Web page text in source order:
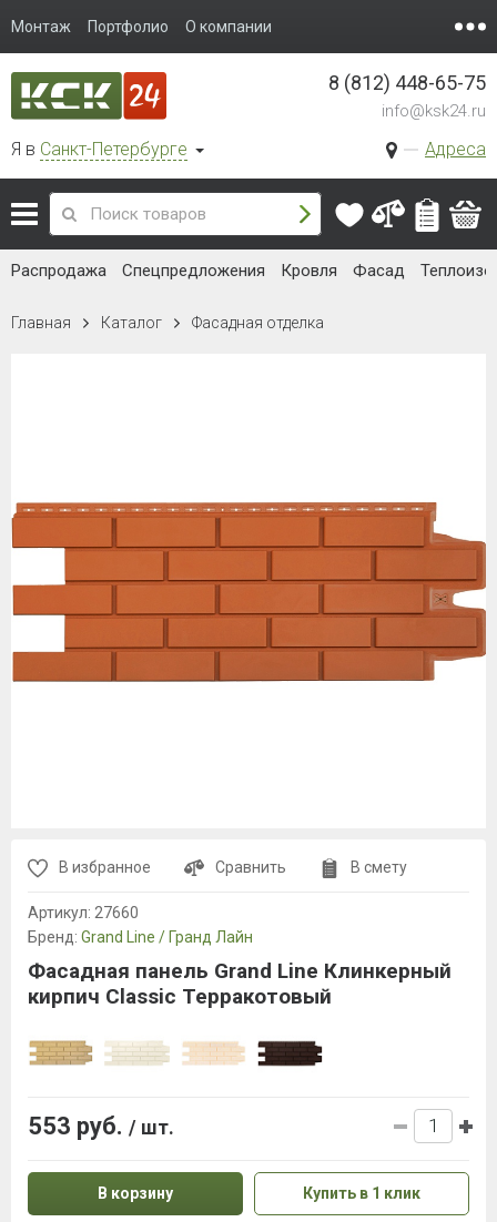
Монтаж Портфолио О компании
Я в Санкт-Петербурге Адреса
8 (812) 448-65-75
info@ksk24.ru
Распродажа Спецпредложения Кровля Фасад
Главная Каталог Фасадная отделка
В избранное Сравнить В смету
Артикул: 27660
Бренд: Grand Line / Гранд Лайн
Фасадная панель Grand Line Клинкерный
кирпич Classic Терракотовый
553 руб. / шт.
В корзину Купить в 1 клик